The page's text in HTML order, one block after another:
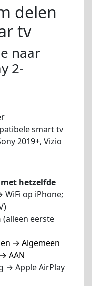
delen
tv
naar
2-
smart tv
2019+, Vizio
hetzelfde
op iPhone;
(alleen eerste
→ Algemeen
AAN
→ Apple AirPlay